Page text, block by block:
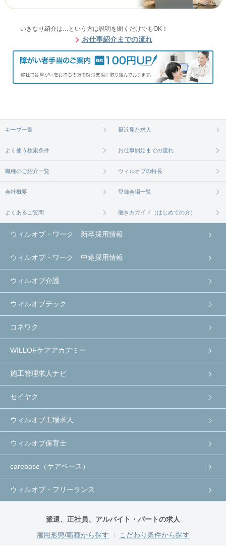
いきなり紹介は…という方は説明を聞くだけでもOK！
お仕事紹介までの流れ
キープ一覧 最近見た求人
よく使う検索条件 お仕事開始までの流れ
職種のご紹介一覧 ウィルオブの特長
会社概要 登録会場一覧
よくあるご質問 働き方ガイド（はじめての方）
ウィルオブ・ワーク 新卒採用情報
ウィルオブ・ワーク 中途採用情報
ウィルオブ介護
ウィルオブテック
コネワク
WILLOFケアアカデミー
施工管理求人ナビ
セイヤク
ウィルオブ工場求人
ウィルオブ保育士
carebase（ケアベース）
ウィルオブ・フリーランス
派遣、正社員、アルバイト・パートの求人
雇用形態/職種から探す
こだわり条件から探す